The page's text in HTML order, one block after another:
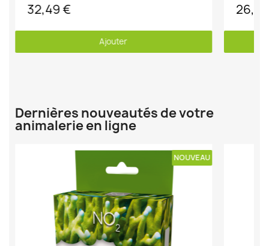
32,49 €
Ajouter
Dernières nouveautés de votre
animalerie en ligne
NOUVEAU